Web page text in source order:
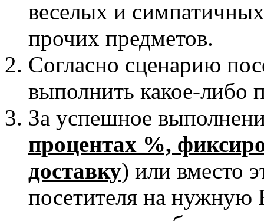
веселых и
прочих предметов.
Согласно сценарию
выполнить какое-либо
За успешное
процентах %,
доставку) или вместо
посетителя на нужную